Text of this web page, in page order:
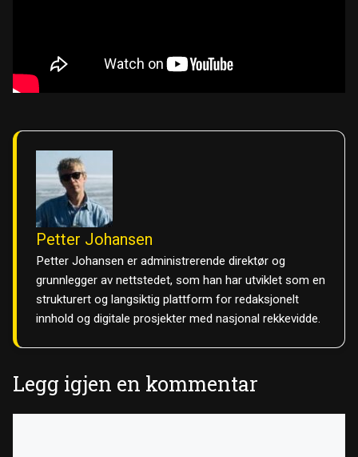
Petter Johansen
Petter Johansen er administrerende direktør og
grunnlegger av nettstedet, som han har utviklet som en
strukturert og langsiktig plattform for redaksjonelt
innhold og digitale prosjekter med nasjonal rekkevidde.
Legg igjen en kommentar